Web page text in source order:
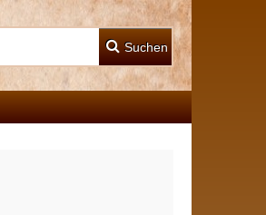
Suchen